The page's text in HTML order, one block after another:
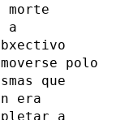
a
polo
que
era
a